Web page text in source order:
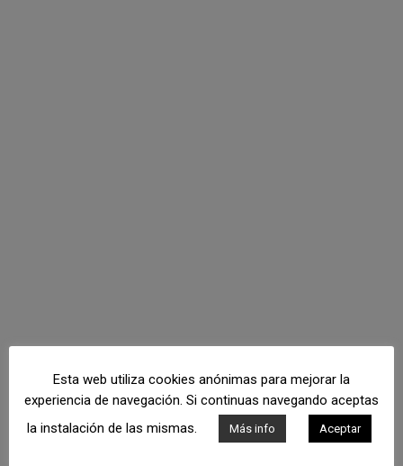
Esta web utiliza cookies anónimas para mejorar la
experiencia de navegación. Si continuas navegando aceptas
la instalación de las mismas.
Más info Aceptar